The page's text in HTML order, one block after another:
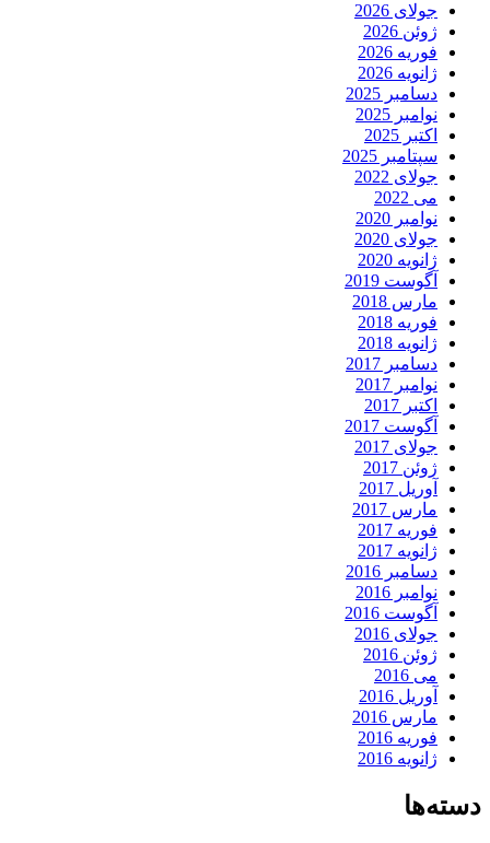
جولای 2026
ژوئن 2026
فوریه 2026
ژانویه 2026
دسامبر 2025
نوامبر 2025
اکتبر 2025
سپتامبر 2025
جولای 2022
می 2022
نوامبر 2020
جولای 2020
ژانویه 2020
آگوست 2019
مارس 2018
فوریه 2018
ژانویه 2018
دسامبر 2017
نوامبر 2017
اکتبر 2017
آگوست 2017
جولای 2017
ژوئن 2017
آوریل 2017
مارس 2017
فوریه 2017
ژانویه 2017
دسامبر 2016
نوامبر 2016
آگوست 2016
جولای 2016
ژوئن 2016
می 2016
آوریل 2016
مارس 2016
فوریه 2016
ژانویه 2016
دسته‌ها